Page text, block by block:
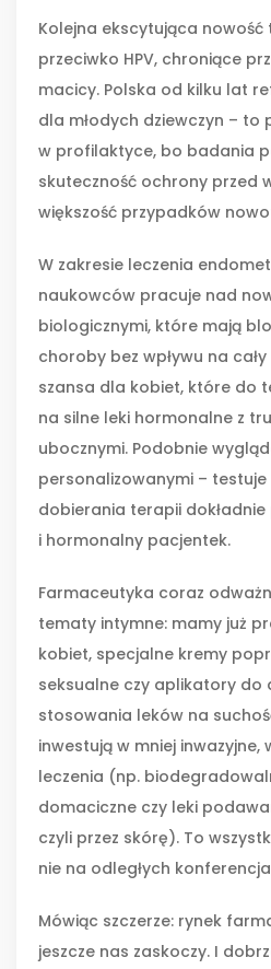
Kolejna ekscytująca nowość
przeciwko HPV, chroniące
macicy. Polska od kilku lat
dla młodych dziewczyn –
w profilaktyce, bo badania
skuteczność ochrony przed
większość przypadków
W zakresie leczenia
naukowców pracuje nad
biologicznymi, które mają
choroby bez wpływu na
szansa dla kobiet, które do
na silne leki hormonalne z
ubocznymi. Podobnie
personalizowanymi –
dobierania terapii
i hormonalny pacjentek.
Farmaceutyka coraz
tematy intymne: mamy już
kobiet, specjalne kremy
seksualne czy aplikatory do
stosowania leków na
inwestują w mniej
leczenia (np.
domaciczne czy leki
czyli przez skórę). To
nie na odległych
Mówiąc szczerze: rynek
jeszcze nas zaskoczy. I